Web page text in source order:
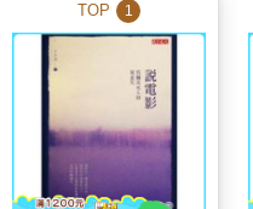
TOP 1